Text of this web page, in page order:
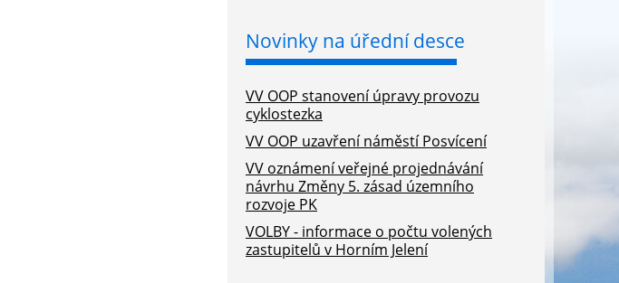
Novinky na úřední desce
VV OOP stanovení úpravy provozu
cyklostezka
VV OOP uzavření náměstí Posvícení
VV oznámení veřejné projednávání
návrhu Změny 5. zásad územního
rozvoje PK
VOLBY - informace o počtu volených
zastupitelů v Horním Jelení